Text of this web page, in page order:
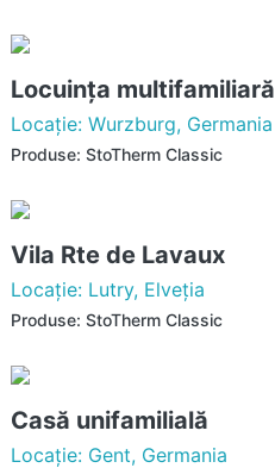
Locuinţa multifamiliară
Locaţie: Wurzburg, Germania
Produse: StoTherm Classic
Vila Rte de Lavaux
Locaţie: Lutry, Elveţia
Produse: StoTherm Classic
Casă unifamilială
Locaţie: Gent, Germania